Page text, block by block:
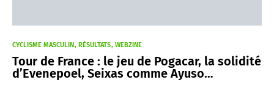
CYCLISME MASCULIN RÉSULTATS WEBZINE
Tour de France : le jeu de Pogacar, la solidité
d’Evenepoel, Seixas comme Ayuso…